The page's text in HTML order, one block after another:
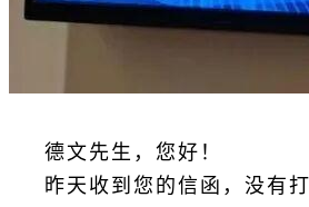
德文先生，您好！
昨天收到您的信函，没有